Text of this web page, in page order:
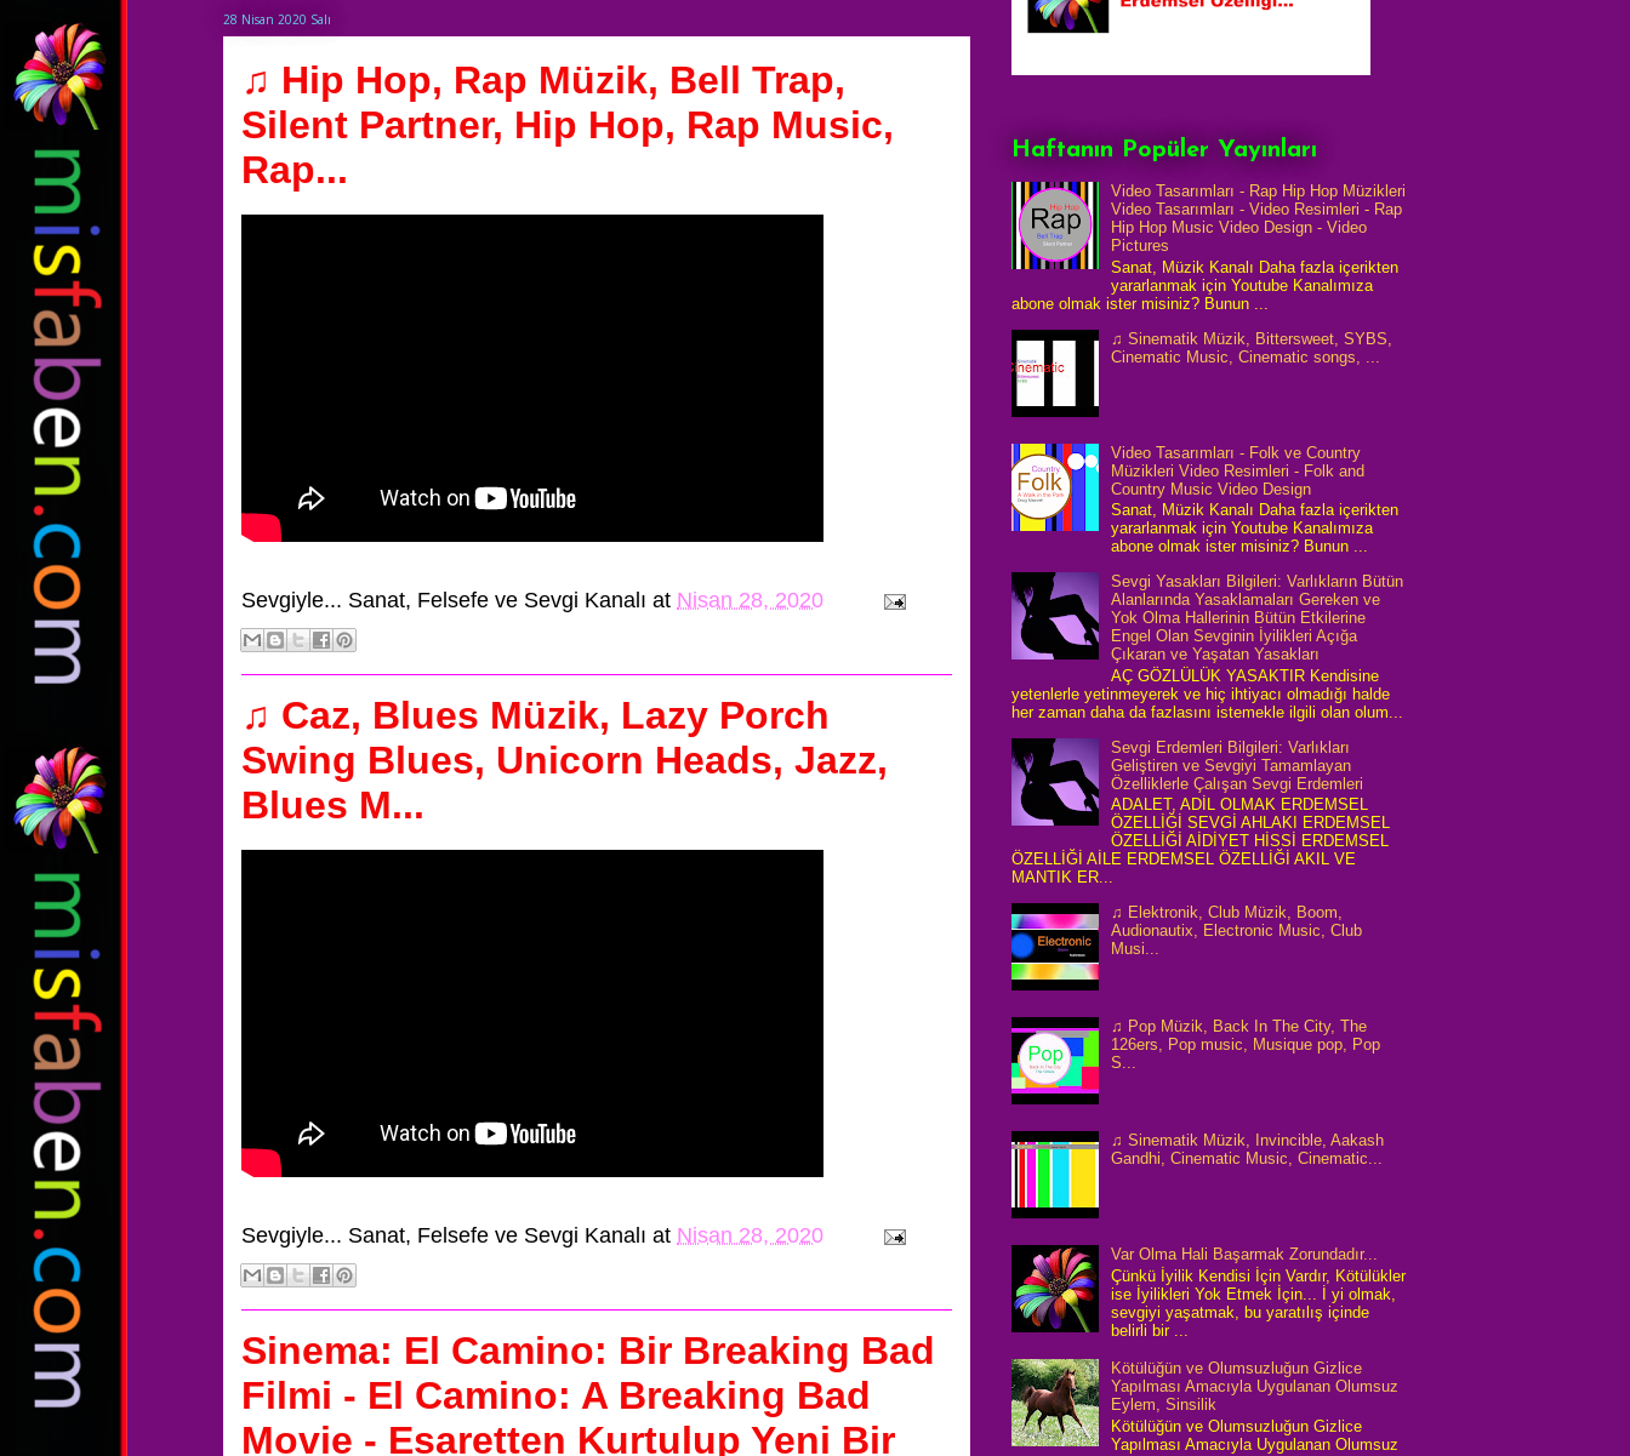
28 Nisan 2020 Salı
♫ Hip Hop, Rap Müzik, Bell Trap,
Silent Partner, Hip Hop, Rap Music,
Rap...
Sevgiyle... Sanat, Felsefe ve Sevgi Kanalı at Nisan 28, 2020
♫ Caz, Blues Müzik, Lazy Porch
Swing Blues, Unicorn Heads, Jazz,
Blues M...
Sevgiyle... Sanat, Felsefe ve Sevgi Kanalı at Nisan 28, 2020
Sinema: El Camino: Bir Breaking Bad
Filmi - El Camino: A Breaking Bad
Movie - Esaretten Kurtulup Yeni Bir
Haftanın Popüler Yayınları
Video Tasarımları - Rap Hip Hop Müzikleri
Video Tasarımları - Video Resimleri - Rap
Hip Hop Music Video Design - Video
Pictures
Sanat, Müzik Kanalı Daha fazla içerikten
yararlanmak için Youtube Kanalımıza
abone olmak ister misiniz? Bunun ...
♫ Sinematik Müzik, Bittersweet, SYBS,
Cinematic Music, Cinematic songs, ...
Video Tasarımları - Folk ve Country
Müzikleri Video Resimleri - Folk and
Country Music Video Design
Sanat, Müzik Kanalı Daha fazla içerikten
yararlanmak için Youtube Kanalımıza
abone olmak ister misiniz? Bunun ...
Sevgi Yasakları Bilgileri: Varlıkların Bütün
Alanlarında Yasaklamaları Gereken ve
Yok Olma Hallerinin Bütün Etkilerine
Engel Olan Sevginin İyilikleri Açığa
Çıkaran ve Yaşatan Yasakları
AÇ GÖZLÜLÜK YASAKTIR Kendisine
yetenlerle yetinmeyerek ve hiç ihtiyacı olmadığı halde
her zaman daha da fazlasını istemekle ilgili olan olum...
Sevgi Erdemleri Bilgileri: Varlıkları
Geliştiren ve Sevgiyi Tamamlayan
Özelliklerle Çalışan Sevgi Erdemleri
ADALET, ADİL OLMAK ERDEMSEL
ÖZELLİĞİ SEVGİ AHLAKI ERDEMSEL
ÖZELLİĞİ AİDİYET HİSSİ ERDEMSEL
ÖZELLİĞİ AİLE ERDEMSEL ÖZELLİĞİ AKIL VE
MANTIK ER...
♫ Elektronik, Club Müzik, Boom,
Audionautix, Electronic Music, Club
Musi...
♫ Pop Müzik, Back In The City, The
126ers, Pop music, Musique pop, Pop
S...
♫ Sinematik Müzik, Invincible, Aakash
Gandhi, Cinematic Music, Cinematic...
Var Olma Hali Başarmak Zorundadır...
Çünkü İyilik Kendisi İçin Vardır, Kötülükler
ise İyilikleri Yok Etmek İçin... İ yi olmak,
sevgiyi yaşatmak, bu yaratılış içinde
belirli bir ...
Kötülüğün ve Olumsuzluğun Gizlice
Yapılması Amacıyla Uygulanan Olumsuz
Eylem, Sinsilik
Kötülüğün ve Olumsuzluğun Gizlice
Yapılması Amacıyla Uygulanan Olumsuz